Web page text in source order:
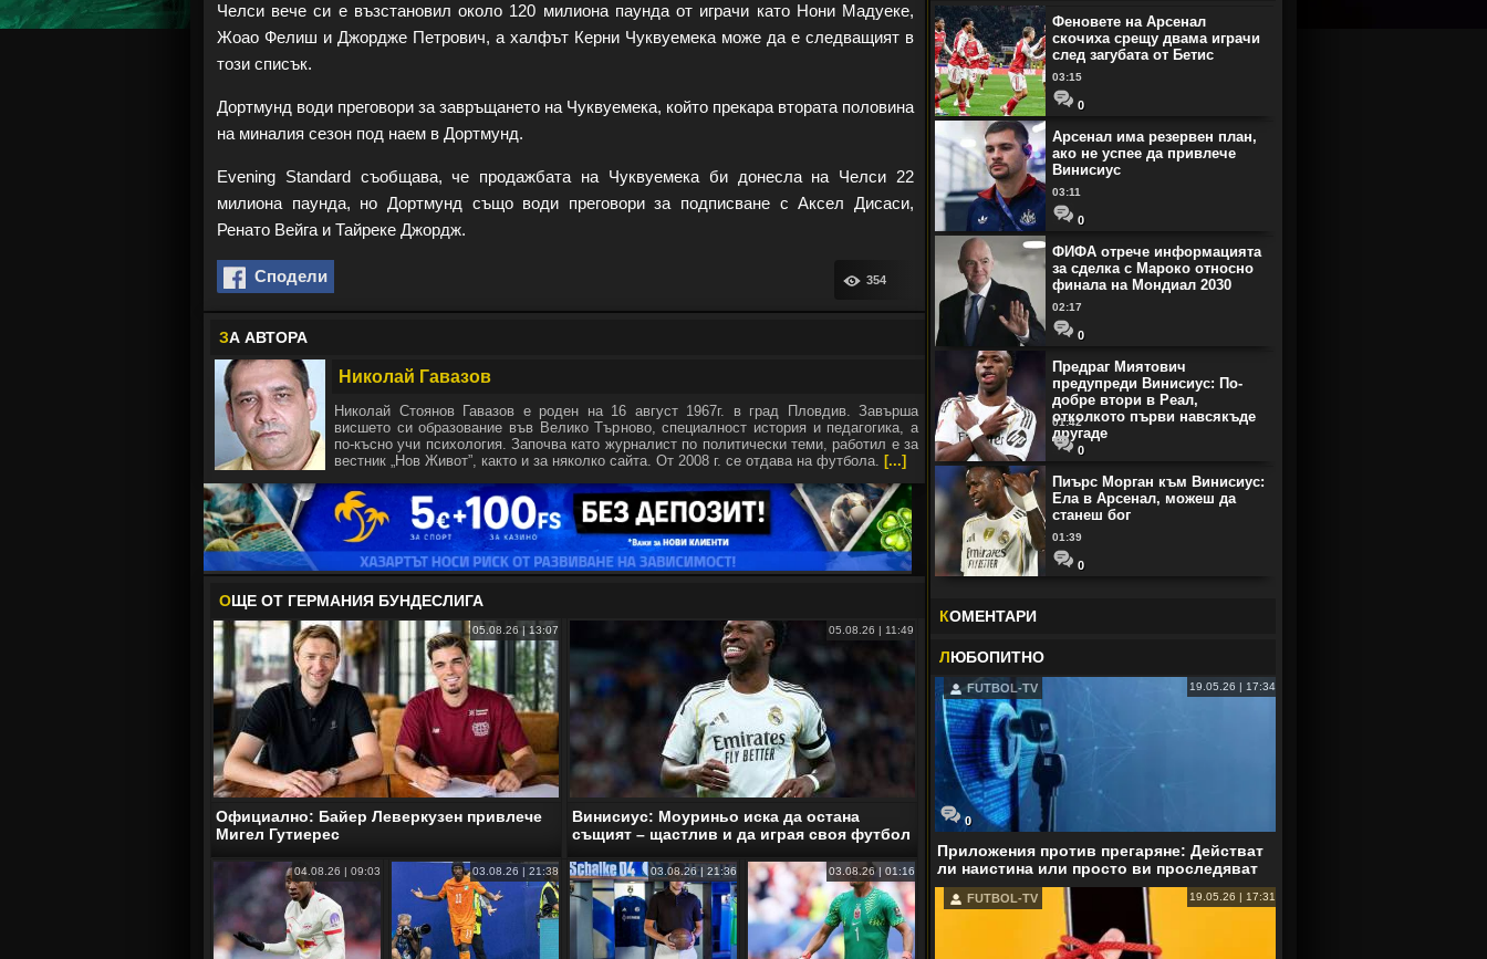
Челси вече си е възстановил около 120 милиона паунда от играчи като Нони Мадуеке,
Жоао Фелиш и Джордже Петрович, а халфът Керни Чуквуемека може да е следващият в
този списък.
Дортмунд води преговори за завръщането на Чуквуемека, който прекара втората половина
на миналия сезон под наем в Дортмунд.
Evening Standard съобщава, че продажбата на Чуквуемека би донесла на Челси 22
милиона паунда, но Дортмунд също води преговори за подписване с Аксел Дисаси,
Ренато Вейга и Тайреке Джордж.
Сподели 354
ЗА АВТОРА
Николай Гавазов
Николай Стоянов Гавазов е роден на 16 август 1967г. в град Пловдив. Завърша
висшето си образование във Велико Търново, специалност история и педагогика, а
по-късно учи психология. Започва като журналист по политически теми, работил е за
вестник „Нов Живот”, както и за няколко сайта. От 2008 г. се отдава на футбола. [...]
ОЩЕ ОТ ГЕРМАНИЯ БУНДЕСЛИГА
05.08.26 | 13:07
Официално: Байер Леверкузен привлече
Мигел Гутиерес
05.08.26 | 11:49
Винисиус: Моуриньо иска да остана
същият – щастлив и да играя своя футбол
04.08.26 | 09:03 03.08.26 | 21:38 03.08.26 | 21:36 03.08.26 | 01:16
Феновете на Арсенал
скочиха срещу двама играчи
след загубата от Бетис
03:15
0
Арсенал има резервен план,
ако не успее да привлече
Винисиус
03:11
0
ФИФА отрече информацията
за сделка с Мароко относно
финала на Мондиал 2030
02:17
0
Предраг Миятович
предупреди Винисиус: По-
добре втори в Реал,
отколкото първи навсякъде
другаде
01:42
0
Пиърс Морган към Винисиус:
Ела в Арсенал, можеш да
станеш бог
01:39
0
КОМЕНТАРИ
ЛЮБОПИТНО
FUTBOL-TV 19.05.26 | 17:34
0
Приложения против прегаряне: Действат
ли наистина или просто ви проследяват
FUTBOL-TV 19.05.26 | 17:31